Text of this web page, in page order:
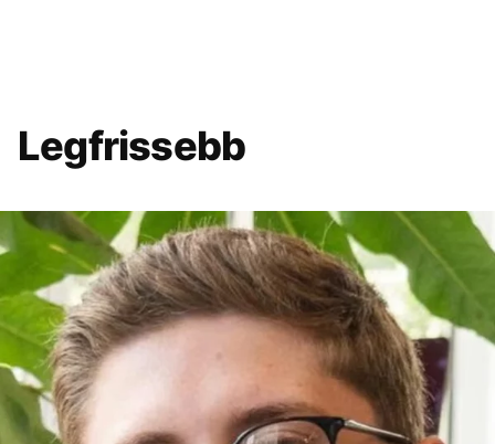
Legfrissebb